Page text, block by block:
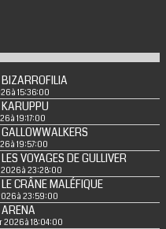
à 15:36:00
à 19:17:00
à 19:57:00
VOYAGES DE GULLIVER
2026 à 23:28:00
CRÂNE MALÉFIQUE
à 23:59:00
2026 à 18:04:00